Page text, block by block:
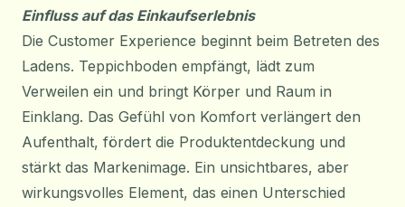
Einfluss auf das Einkaufserlebnis
Die Customer Experience beginnt beim Betreten des
Ladens. Teppichboden empfängt, lädt zum
Verweilen ein und bringt Körper und Raum in
Einklang. Das Gefühl von Komfort verlängert den
Aufenthalt, fördert die Produktentdeckung und
stärkt das Markenimage. Ein unsichtbares, aber
wirkungsvolles Element, das einen Unterschied